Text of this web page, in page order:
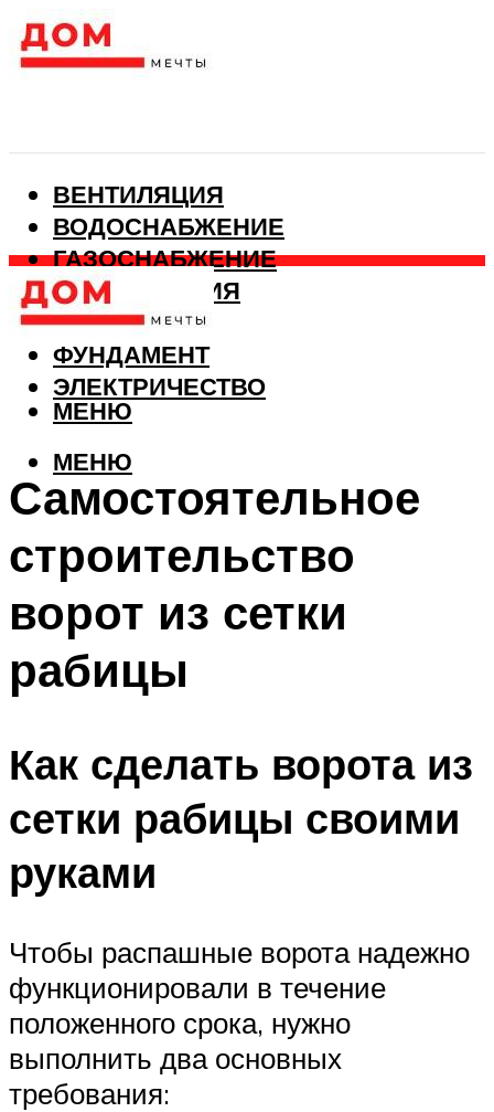
ВЕНТИЛЯЦИЯ
ВОДОСНАБЖЕНИЕ
ГАЗОСНАБЖЕНИЕ
КАНАЛИЗАЦИЯ
ОТОПЛЕНИЕ
ФУНДАМЕНТ
ЭЛЕКТРИЧЕСТВО
МЕНЮ
МЕНЮ
Самостоятельное
строительство
ворот из сетки
рабицы
Как сделать ворота из
сетки рабицы своими
руками
Чтобы распашные ворота надежно
функционировали в течение
положенного срока, нужно
выполнить два основных
требования: